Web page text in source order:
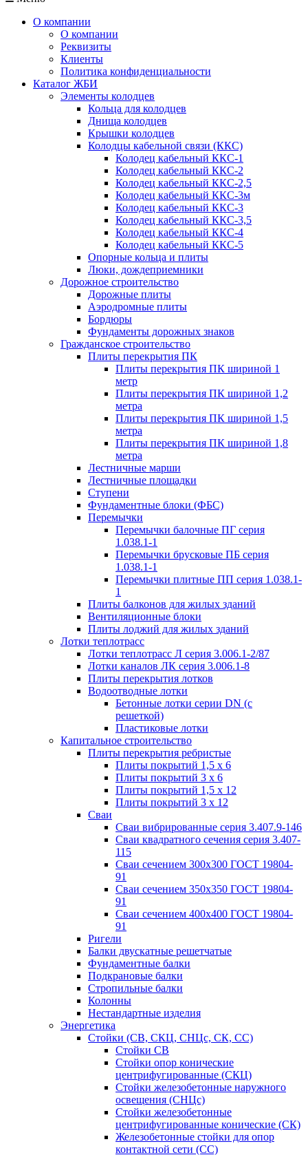
О компании
О компании
Реквизиты
Клиенты
Политика конфиденциальности
Каталог ЖБИ
Элементы колодцев
Кольца для колодцев
Днища колодцев
Крышки колодцев
Колодцы кабельной связи (ККС)
Колодец кабельный ККС-1
Колодец кабельный ККС-2
Колодец кабельный ККС-2,5
Колодец кабельный ККС-3м
Колодец кабельный ККС-3
Колодец кабельный ККС-3,5
Колодец кабельный ККС-4
Колодец кабельный ККС-5
Опорные кольца и плиты
Люки, дождеприемники
Дорожное строительство
Дорожные плиты
Аэродромные плиты
Бордюры
Фундаменты дорожных знаков
Гражданское строительство
Плиты перекрытия ПК
Плиты перекрытия ПК шириной 1
метр
Плиты перекрытия ПК шириной 1,2
метра
Плиты перекрытия ПК шириной 1,5
метра
Плиты перекрытия ПК шириной 1,8
метра
Лестничные марши
Лестничные площадки
Ступени
Фундаментные блоки (ФБС)
Перемычки
Перемычки балочные ПГ серия
1.038.1-1
Перемычки брусковые ПБ серия
1.038.1-1
Перемычки плитные ПП серия 1.038.1-
1
Плиты балконов для жилых зданий
Вентиляционные блоки
Плиты лоджий для жилых зданий
Лотки теплотрасс
Лотки теплотрасс Л серия 3.006.1-2/87
Лотки каналов ЛК серия 3.006.1-8
Плиты перекрытия лотков
Водоотводные лотки
Бетонные лотки серии DN (с
решеткой)
Пластиковые лотки
Капитальное строительство
Плиты перекрытия ребристые
Плиты покрытий 1,5 x 6
Плиты покрытий 3 x 6
Плиты покрытий 1,5 x 12
Плиты покрытий 3 x 12
Сваи
Сваи вибрированные серия 3.407.9-146
Сваи квадратного сечения серия 3.407-
115
Сваи сечением 300х300 ГОСТ 19804-
91
Сваи сечением 350х350 ГОСТ 19804-
91
Сваи сечением 400х400 ГОСТ 19804-
91
Ригели
Балки двускатные решетчатые
Фундаментные балки
Подкрановые балки
Стропильные балки
Колонны
Нестандартные изделия
Энергетика
Стойки (СВ, СКЦ, СНЦс, СК, СС)
Стойки СВ
Стойки опор конические
центрифугированные (СКЦ)
Стойки железобетонные наружного
освещения (СНЦс)
Стойки железобетонные
центрифугированные конические (СК)
Железобетонные стойки для опор
контактной сети (СС)